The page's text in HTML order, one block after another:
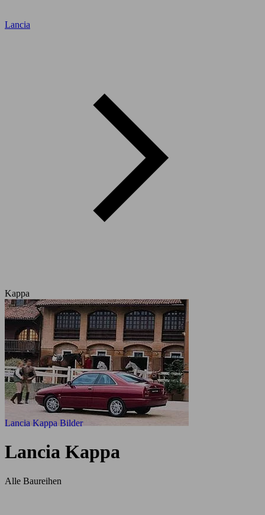
Lancia
Kappa
Lancia Kappa Bilder
Lancia Kappa
Alle Baureihen